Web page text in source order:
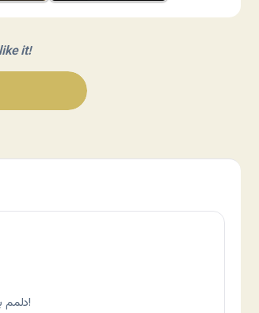
it!
دلمم برات تنگ شده عمو نیما! یه برنامه‌ی رستوران هیجان‌انگیز بذاریم!